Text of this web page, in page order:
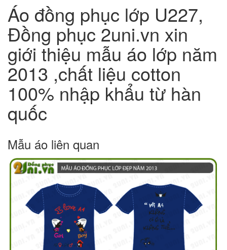
Áo đồng phục lớp U227,
Đồng phục 2uni.vn xin
giới thiệu mẫu áo lớp năm
2013 ,chất liệu cotton
100% nhập khẩu từ hàn
quốc
Mẫu áo liên quan